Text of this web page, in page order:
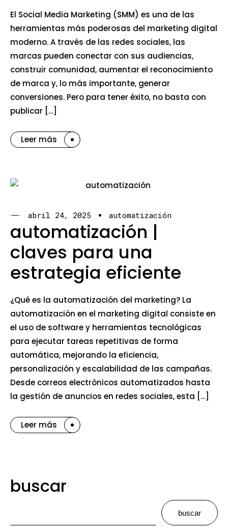
El Social Media Marketing (SMM) es una de las
herramientas más poderosas del marketing digital
moderno. A través de las redes sociales, las
marcas pueden conectar con sus audiencias,
construir comunidad, aumentar el reconocimiento
de marca y, lo más importante, generar
conversiones. Pero para tener éxito, no basta con
publicar […]
Leer más
abril 24, 2025 automatización
automatización |
claves para una
estrategia eficiente
¿Qué es la automatización del marketing? La
automatización en el marketing digital consiste en
el uso de software y herramientas tecnológicas
para ejecutar tareas repetitivas de forma
automática, mejorando la eficiencia,
personalización y escalabilidad de las campañas.
Desde correos electrónicos automatizados hasta
la gestión de anuncios en redes sociales, esta […]
Leer más
buscar
buscar